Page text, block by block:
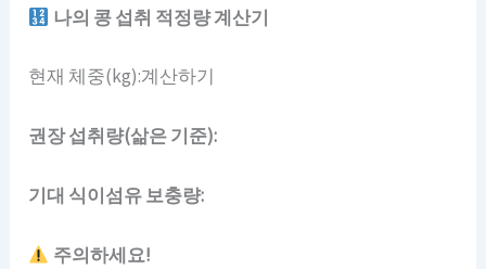
나의 콩 섭취 적정량 계산기
현재 체중(kg):계산하기
권장 섭취량(삶은 기준):
기대 식이섬유 보충량:
주의하세요!